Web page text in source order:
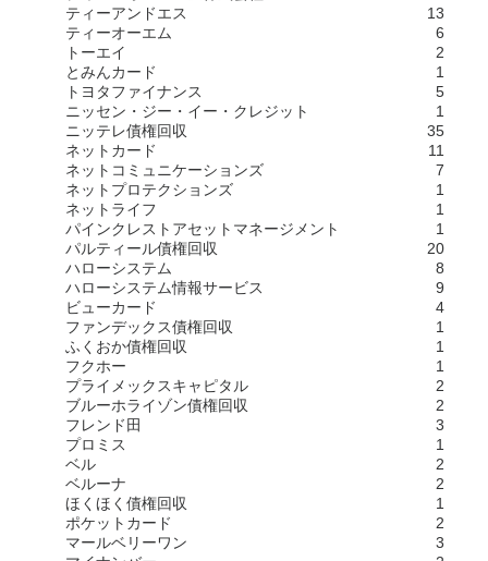
ティーアンドエス
13
ティーオーエム
6
トーエイ
2
とみんカード
1
トヨタファイナンス
5
ニッセン・ジー・イー・クレジット
1
ニッテレ債権回収
35
ネットカード
11
ネットコミュニケーションズ
7
ネットプロテクションズ
1
ネットライフ
1
パインクレストアセットマネージメント
1
パルティール債権回収
20
ハローシステム
8
ハローシステム情報サービス
9
ビューカード
4
ファンデックス債権回収
1
ふくおか債権回収
1
フクホー
1
プライメックスキャピタル
2
ブルーホライゾン債権回収
2
フレンド田
3
プロミス
1
ベル
2
ベルーナ
2
ほくほく債権回収
1
ポケットカード
2
マールベリーワン
3